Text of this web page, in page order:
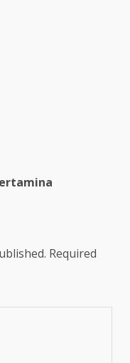
Required